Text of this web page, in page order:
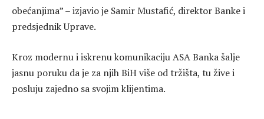
obećanjima” – izjavio je Samir Mustafić, direktor Banke i
predsjednik Uprave.
Kroz modernu i iskrenu komunikaciju ASA Banka šalje
jasnu poruku da je za njih BiH više od tržišta, tu žive i
posluju zajedno sa svojim klijentima.